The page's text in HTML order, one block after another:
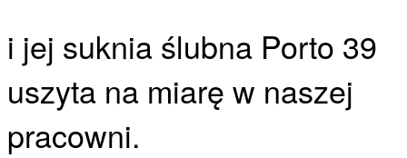
i jej suknia ślubna Porto 39
uszyta na miarę w naszej
pracowni.